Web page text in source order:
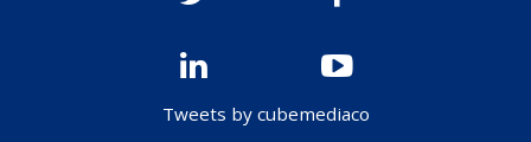
Tweets by cubemediaco